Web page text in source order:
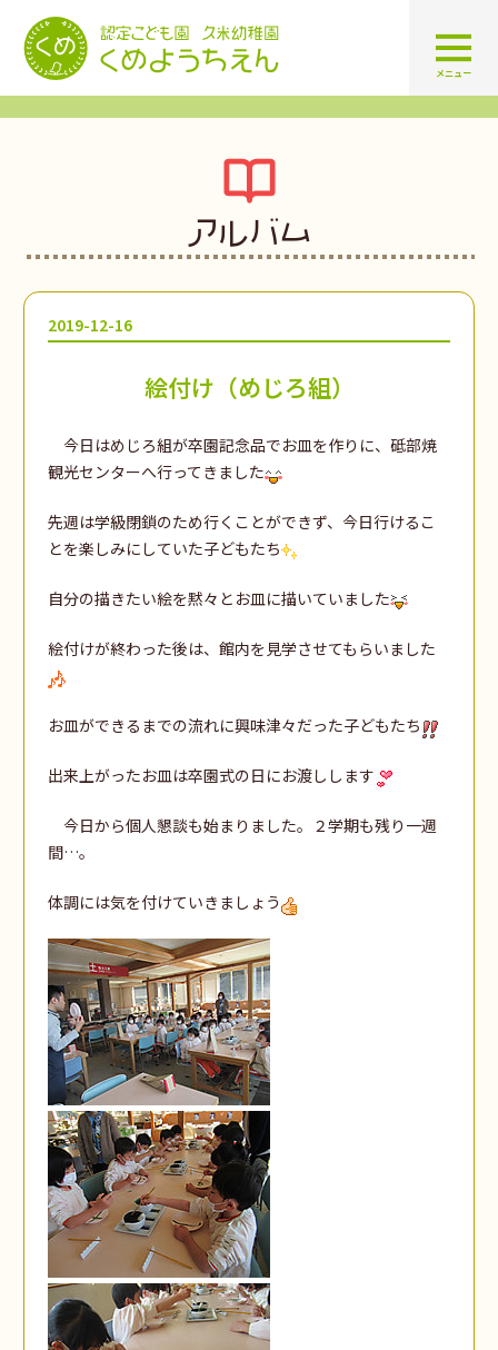
認定こども園 学校法人久米幼
メニュー
アルバム
2019-12-16
絵付け（めじろ組）
今日はめじろ組が卒園記念品でお皿を作りに、砥部焼
観光センターへ行ってきました
先週は学級閉鎖のため行くことができず、今日行けるこ
とを楽しみにしていた子どもたち
自分の描きたい絵を黙々とお皿に描いていました
絵付けが終わった後は、館内を見学させてもらいました
お皿ができるまでの流れに興味津々だった子どもたち
出来上がったお皿は卒園式の日にお渡しします
今日から個人懇談も始まりました。２学期も残り一週
間…。
体調には気を付けていきましょう